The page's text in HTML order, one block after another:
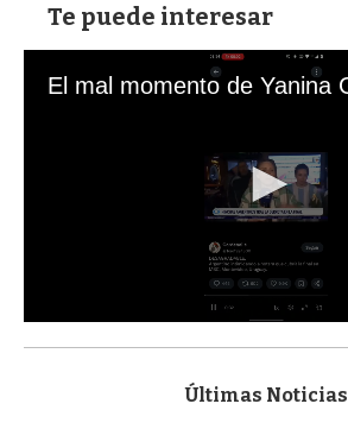
Te puede interesar
s
Últimas Noticias